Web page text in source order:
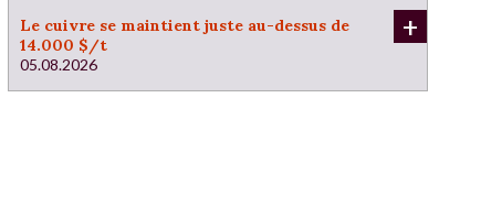
Le cuivre se maintient juste au-dessus de
14.000 $/t
05.08.2026
+